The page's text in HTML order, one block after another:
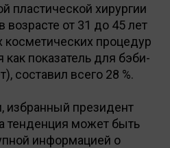
пластической хирургии
возрасте от 31 до 45 лет
косметических процедур
как показатель для бэби-
составил всего 28 %.
президент
тенденция может быть
информацией о